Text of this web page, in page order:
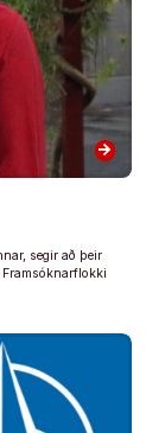
arrow_forward
segir að þeir